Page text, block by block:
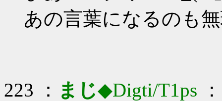
あの言葉になるのも
223 ： まじ◆Digti/T1ps